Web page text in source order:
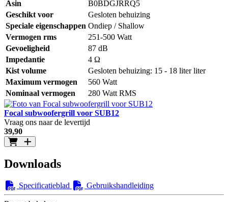
Asin
B0BDGJRRQ5
Geschikt voor
Gesloten behuizing
Speciale eigenschappen Ondiep / Shallow
Vermogen rms
251-500 Watt
Gevoeligheid
87 dB
Impedantie
4 Ω
Kist volume
Gesloten behuizing: 15 - 18 liter liter
Maximum vermogen
560 Watt
Nominaal vermogen
280 Watt RMS
Focal subwoofergrill voor SUB12
Vraag ons naar de levertijd
39,90
Downloads
Specificatieblad Gebruikshandleiding